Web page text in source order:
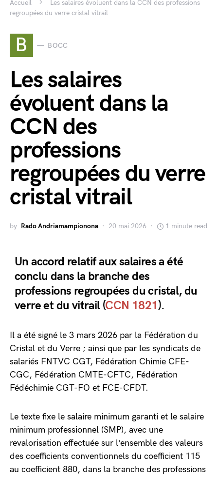
Accueil
Les salaires évoluent dans la CCN des professions
regroupées du verre cristal vitrail
B BOCC
Les salaires
évoluent dans la
CCN des
professions
regroupées du verre
cristal vitrail
by Rado Andriamampionona 20 mai 2026 1 minute read
Un accord relatif aux salaires a été
conclu dans la branche des
professions regroupées du cristal, du
verre et du vitrail (CCN 1821).
Il a été signé le 3 mars 2026 par la Fédération du
Cristal et du Verre ; ainsi que par les syndicats de
salariés FNTVC CGT, Fédération Chimie CFE-
CGC, Fédération CMTE-CFTC, Fédération
Fédéchimie CGT-FO et FCE-CFDT.
Le texte fixe le salaire minimum garanti et le salaire
minimum professionnel (SMP), avec une
revalorisation effectuée sur l’ensemble des valeurs
des coefficients conventionnels du coefficient 115
au coefficient 880, dans la branche des professions